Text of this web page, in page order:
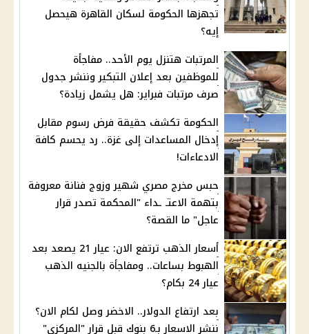
تجهزها الحكومة لسكان القاهرة هيحصل
إيه؟
المرتبات هتنزل يوم الأحد.. مفاجأة
للموظفين بعد إعلان التبكير وننشر جدول
صرف مرتبات فبراير: هل يشمل زيادة؟
الحكومة تكشف حقيقة فرض رسوم مقابل
إدخال المساعدات إلى غزة.. رد يحسم كافة
الادعاءات!
حبس مخرج مصري شهير وزوج فنانة معروفة
بتهمة الاعتـ ـداء "المحكمة تصدر قرار
عاجل" ما القصة؟
أسعار الذهب ترتفع الان: عيار 21 يصعد بعد
الهبوط بساعات.. ومفاجأة بالجنيه الذهب
عيار 24 بكام؟
بعد ارتفاع الدولار.. الاخضر وصل لكام الان؟
ننشر الاسعار بـ6 بنوك قبل قرار "المركزي"